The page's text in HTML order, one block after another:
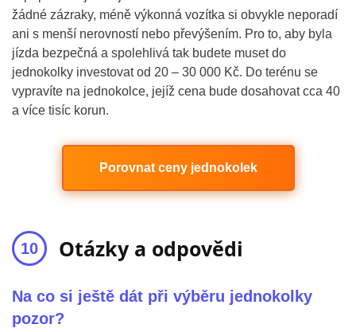
žádné zázraky, méně výkonná vozítka si obvykle neporadí
ani s menší nerovností nebo převýšením. Pro to, aby byla
jízda bezpečná a spolehlivá tak budete muset do
jednokolky investovat od 20 – 30 000 Kč. Do terénu se
vypravíte na jednokolce, jejíž cena bude dosahovat cca 40
a více tisíc korun.
Porovnat ceny jednokolek
Otázky a odpovědi
Na co si ještě dát při výběru jednokolky
pozor?